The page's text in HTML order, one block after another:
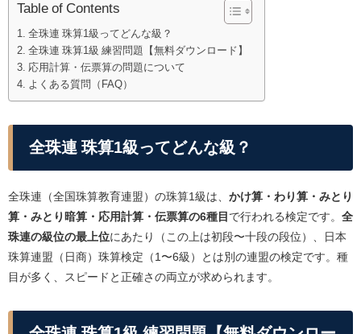
Table of Contents
全珠連 珠算1級ってどんな級？
全珠連 珠算1級 練習問題【無料ダウンロード】
応用計算・伝票算の問題について
よくある質問（FAQ）
全珠連 珠算1級ってどんな級？
全珠連（全国珠算教育連盟）の珠算1級は、 かけ算・わり算・みとり
算・みとり暗算・応用計算・伝票算の6種目 で行われる検定です。 全
珠連の級位の最上位にあたり（この上は初段〜十段の段位）、日本
珠算連盟（日商）珠算検定（1〜6級）とは別の連盟の検定です。種
目が多く、スピードと正確さの両立が求められます。